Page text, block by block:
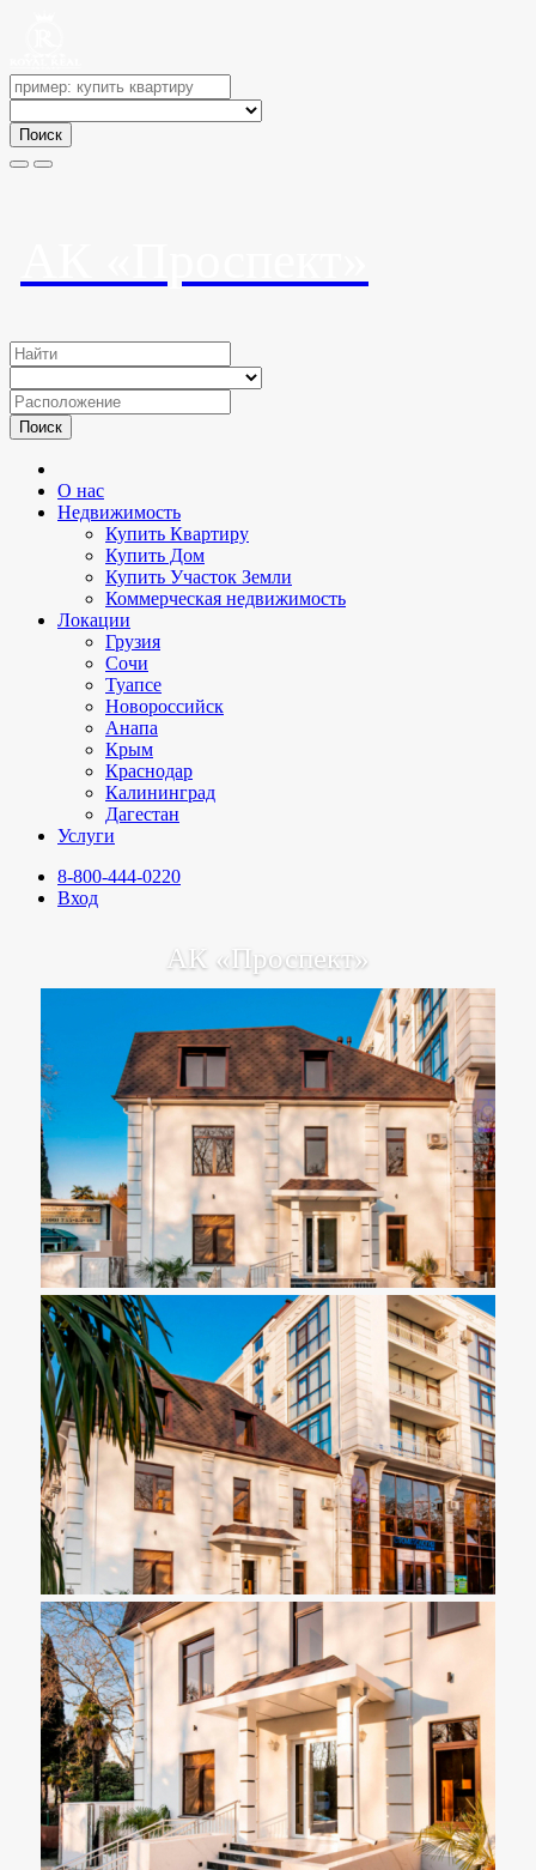
Поиск
Поиск
О нас
Недвижимость
Купить Квартиру
Купить Дом
Купить Участок Земли
Коммерческая недвижимость
Локации
Грузия
Сочи
Туапсе
Новороссийск
Анапа
Крым
Краснодар
Калининград
Дагестан
Услуги
8-800-444-0220
Вход
АК «Проспект»